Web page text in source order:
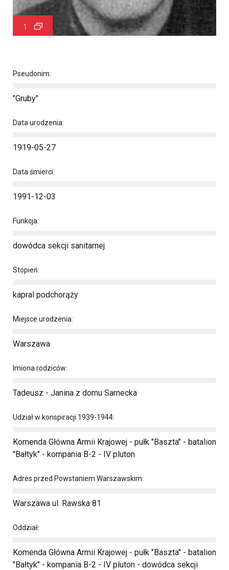
1
Pseudonim:
"Gruby"
Data urodzenia:
1919-05-27
Data śmierci:
1991-12-03
Funkcja:
dowódca sekcji sanitarnej
Stopień:
kapral podchorąży
Miejsce urodzenia:
Warszawa
Imiona rodziców:
Tadeusz - Janina z domu Sarnecka
Udział w konspiracji 1939-1944:
Komenda Główna Armii Krajowej - pułk "Baszta" - batalion
"Bałtyk" - kompania B-2 - IV pluton
Adres przed Powstaniem Warszawskim:
Warszawa ul. Rawska 81
Oddział:
Komenda Główna Armii Krajowej - pułk "Baszta" - batalion
"Bałtyk" - kompania B-2 - IV pluton - dowódca sekcji